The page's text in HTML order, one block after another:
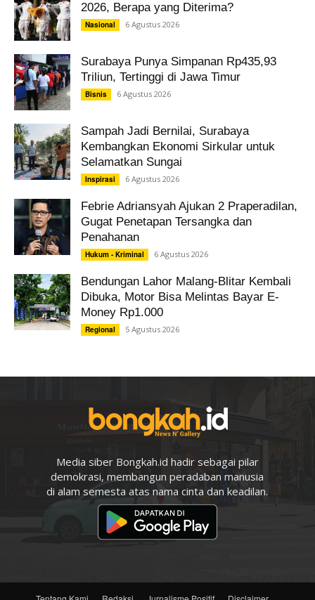
2026, Berapa yang Diterima?
Nasional 6 Agustus 2026
Surabaya Punya Simpanan Rp435,93
Triliun, Tertinggi di Jawa Timur
Bisnis 6 Agustus 2026
Sampah Jadi Bernilai, Surabaya
Kembangkan Ekonomi Sirkular untuk
Selamatkan Sungai
Inspirasi 6 Agustus 2026
Febrie Adriansyah Ajukan 2 Praperadilan,
Gugat Penetapan Tersangka dan
Penahanan
Hukum - Kriminal 6 Agustus 2026
Bendungan Lahor Malang-Blitar Kembali
Dibuka, Motor Bisa Melintas Bayar E-
Money Rp1.000
Regional 5 Agustus 2026
Media siber Bongkah.id hadir sebagai pilar
demokrasi, membangun peradaban manusia
di alam semesta atas nama cinta dan keadilan.